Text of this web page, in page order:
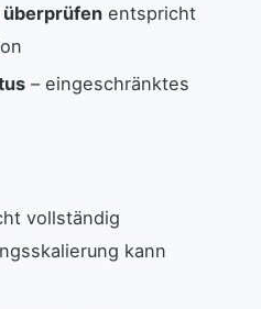
entspricht
– eingeschränktes
vollständig
kann